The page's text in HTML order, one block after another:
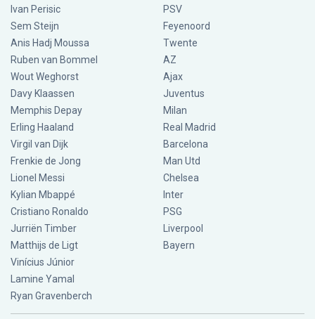
Ivan Perisic
Sem Steijn
Anis Hadj Moussa
Ruben van Bommel
Wout Weghorst
Davy Klaassen
Memphis Depay
Erling Haaland
Virgil van Dijk
Frenkie de Jong
Lionel Messi
Kylian Mbappé
Cristiano Ronaldo
Jurriën Timber
Matthijs de Ligt
Vinícius Júnior
Lamine Yamal
Ryan Gravenberch
PSV
Feyenoord
Twente
AZ
Ajax
Juventus
Milan
Real Madrid
Barcelona
Man Utd
Chelsea
Inter
PSG
Liverpool
Bayern